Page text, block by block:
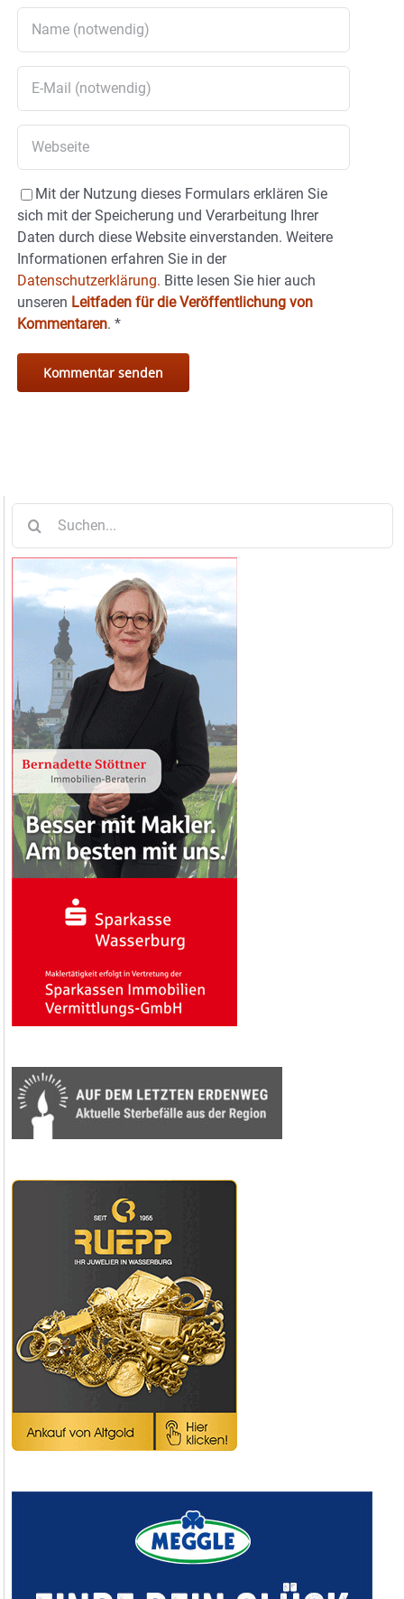
Mit der Nutzung dieses Formulars erklären Sie
sich mit der Speicherung und Verarbeitung Ihrer
Daten durch diese Website einverstanden. Weitere
Informationen erfahren Sie in der
Datenschutzerklärung. Bitte lesen Sie hier auch
unseren Leitfaden für die Veröffentlichung von
Kommentaren. *
nach: